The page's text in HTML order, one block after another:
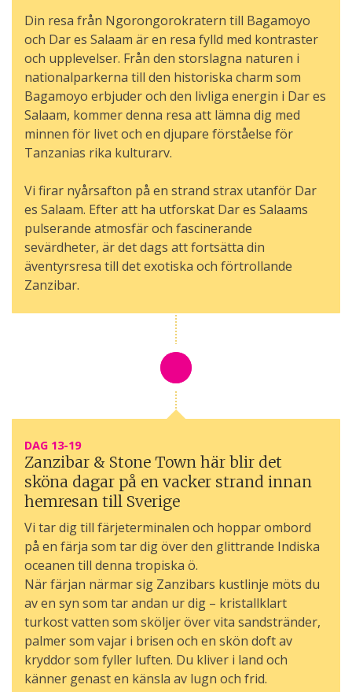
Din resa från Ngorongorokratern till Bagamoyo
och Dar es Salaam är en resa fylld med kontraster
och upplevelser. Från den storslagna naturen i
nationalparkerna till den historiska charm som
Bagamoyo erbjuder och den livliga energin i Dar es
Salaam, kommer denna resa att lämna dig med
minnen för livet och en djupare förståelse för
Tanzanias rika kulturarv.
Vi firar nyårsafton på en strand strax utanför Dar
es Salaam. Efter att ha utforskat Dar es Salaams
pulserande atmosfär och fascinerande
sevärdheter, är det dags att fortsätta din
äventyrsresa till det exotiska och förtrollande
Zanzibar.
DAG 13-19
Zanzibar & Stone Town här blir det
sköna dagar på en vacker strand innan
hemresan till Sverige
Vi tar dig till färjeterminalen och hoppar ombord
på en färja som tar dig över den glittrande Indiska
oceanen till denna tropiska ö.
När färjan närmar sig Zanzibars kustlinje möts du
av en syn som tar andan ur dig – kristallklart
turkost vatten som sköljer över vita sandstränder,
palmer som vajar i brisen och en skön doft av
kryddor som fyller luften. Du kliver i land och
känner genast en känsla av lugn och frid.